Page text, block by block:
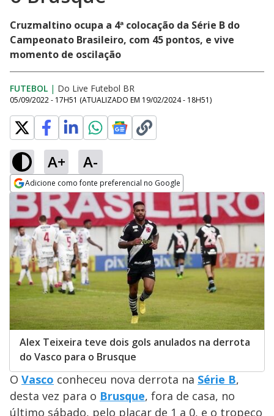
Cruzmaltino ocupa a 4ª colocação da Série B do
Campeonato Brasileiro, com 45 pontos, e vive
momento de oscilação
FUTEBOL | Do Live Futebol BR
05/09/2022 - 17H51 (ATUALIZADO EM 19/02/2024 - 18H51)
A+ A-
Adicione como fonte preferencial no Google
Opens in new window
Alex Teixeira teve dois gols anulados na derrota
do Vasco para o Brusque
O Vasco conheceu nova derrota na Série B,
desta vez para o Brusque, fora de casa, no
último sábado, pelo placar de 1 a 0, e o tropeço